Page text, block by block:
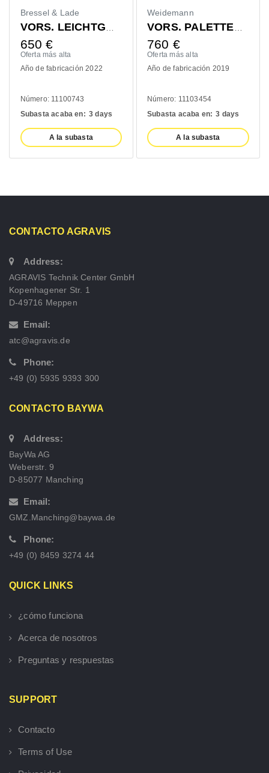
Bressel & Lade
VORS. LEICHTGUTSCHAUFEL 1400MM
650 €
Oferta más alta
Año de fabricación 2022
Número: 11100743
Subasta acaba en: 3 days
A la subasta
Weidemann
VORS. PALETTENGABEL 1200MM
760 €
Oferta más alta
Año de fabricación 2019
Número: 11103454
Subasta acaba en: 3 days
A la subasta
CONTACTO AGRAVIS
Address:
AGRAVIS Technik Center GmbH
Kopenhagener Str. 1
D-49716 Meppen
Email:
atc@agravis.de
Phone:
+49 (0) 5935 9393 300
CONTACTO BAYWA
Address:
BayWa AG
Weberstr. 9
D-85077 Manching
Email:
GMZ.Manching@baywa.de
Phone:
+49 (0) 8459 3274 44
QUICK LINKS
¿cómo funciona
Acerca de nosotros
Preguntas y respuestas
SUPPORT
Contacto
Terms of Use